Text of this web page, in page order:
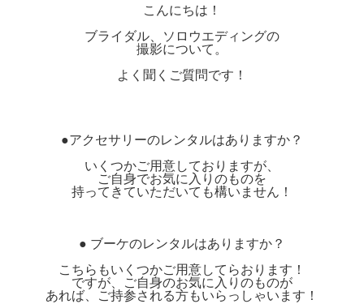
こんにちは！
ブライダル、ソロウエディングの
撮影について。
よく聞くご質問です！
●アクセサリーのレンタルはありますか？
いくつかご用意しておりますが、
ご自身でお気に入りのものを
持ってきていただいても構いません！
● ブーケのレンタルはありますか？
こちらもいくつかご用意してらおります！
ですが、ご自身のお気に入りのものが
あれば、ご持参される方もいらっしゃいます！